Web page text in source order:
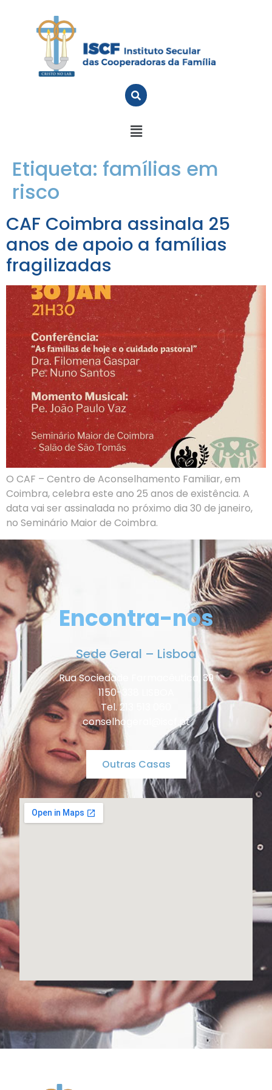
Etiqueta: famílias em
risco
CAF Coimbra assinala 25
anos de apoio a famílias
fragilizadas
O CAF – Centro de Aconselhamento Familiar, em
Coimbra, celebra este ano 25 anos de existência. A
data vai ser assinalada no próximo dia 30 de janeiro,
no Seminário Maior de Coimbra.
Encontra-nos
Sede Geral – Lisboa
Rua Sociedade Farmacêutica, 39
1150-338 LISBOA
Tel. 213 513 060
conselhogeral@iscf.pt
Outras Casas